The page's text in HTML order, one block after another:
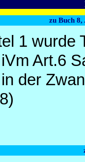
zu Buch
1 wurde
Art.6
der